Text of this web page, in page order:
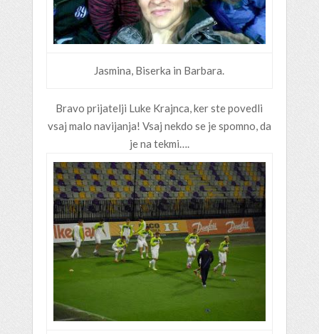
Jasmina, Biserka in Barbara.
Bravo prijatelji Luke Krajnca, ker ste povedli
vsaj malo navijanja! Vsaj nekdo se je spomno, da
je na tekmi….